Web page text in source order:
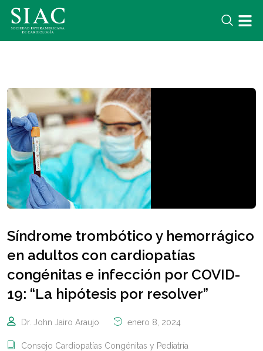
Síndrome trombótico y hemorrágico
en adultos con cardiopatías
congénitas e infección por COVID-
19: “La hipótesis por resolver”
Dr. John Jairo Araujo enero 8, 2024
Consejo Cardiopatías Congénitas y Pediatría